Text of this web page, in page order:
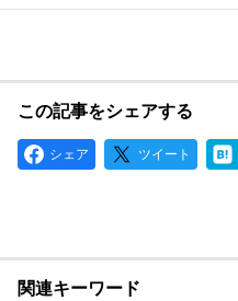
この記事をシェアする
シェア ツイート
関連キーワード